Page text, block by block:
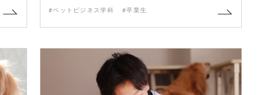
#ペットビジネス学科 #卒業生